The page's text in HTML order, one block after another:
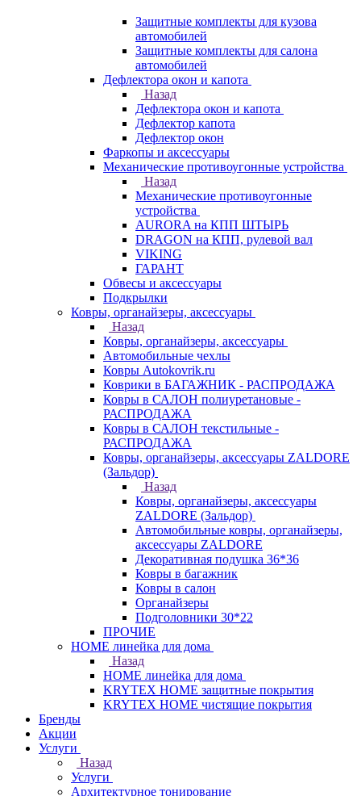
Защитные комплекты для кузова
автомобилей
Защитные комплекты для салона
автомобилей
Дефлектора окон и капота
Назад
Дефлектора окон и капота
Дефлектор капота
Дефлектор окон
Фаркопы и аксессуары
Механические противоугонные устройства
Назад
Механические противоугонные
устройства
AURORA на КПП ШТЫРЬ
DRAGON на КПП, рулевой вал
VIKING
ГАРАНТ
Обвесы и аксессуары
Подкрылки
Ковры, органайзеры, аксессуары
Назад
Ковры, органайзеры, аксессуары
Автомобильные чехлы
Ковры Autokovrik.ru
Коврики в БАГАЖНИК - РАСПРОДАЖА
Ковры в САЛОН полиуретановые -
РАСПРОДАЖА
Ковры в САЛОН текстильные -
РАСПРОДАЖА
Ковры, органайзеры, аксессуары ZALDORE
(Зальдор)
Назад
Ковры, органайзеры, аксессуары
ZALDORE (Зальдор)
Автомобильные ковры, органайзеры,
аксессуары ZALDORE
Декоративная подушка 36*36
Ковры в багажник
Ковры в салон
Органайзеры
Подголовники 30*22
ПРОЧИЕ
HOME линейка для дома
Назад
HOME линейка для дома
KRYTEX HOME защитные покрытия
KRYTEX HOME чистящие покрытия
Бренды
Акции
Услуги
Назад
Услуги
Архитектурное тонирование